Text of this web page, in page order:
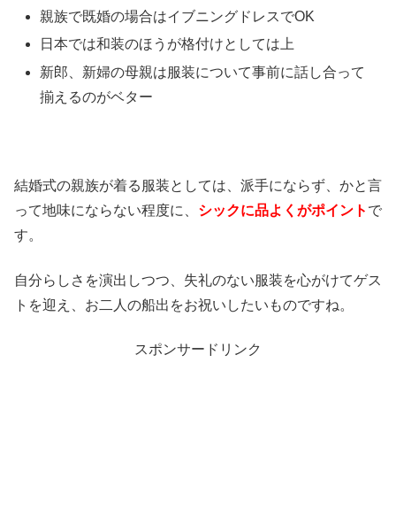
親族で既婚の場合はイブニングドレスでOK
日本では和装のほうが格付けとしては上
新郎、新婦の母親は服装について事前に話し合って
揃えるのがベター
結婚式の親族が着る服装としては、派手にならず、かと言
って地味にならない程度に、 シックに品よくがポイント で
す。
自分らしさを演出しつつ、失礼のない服装を心がけてゲス
トを迎え、お二人の船出をお祝いしたいものですね。
スポンサードリンク